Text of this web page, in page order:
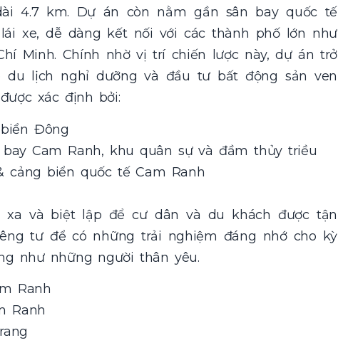
4.7 km. Dự án còn nằm gần sân bay quốc tế
xe, dễ dàng kết nối với các thành phố lớn như
Minh. Chính nhờ vị trí chiến lược này, dự án trở
lịch nghỉ dưỡng và đầu tư bất động sản ven
xác định bởi:
Đông
bay Cam Ranh, khu quân sự và đầm thủy triều
cảng biển quốc tế Cam Ranh
và biệt lập để cư dân và du khách được tận
tư để có những trải nghiệm đáng nhớ cho kỳ
như những người thân yêu.
Ranh
Ranh